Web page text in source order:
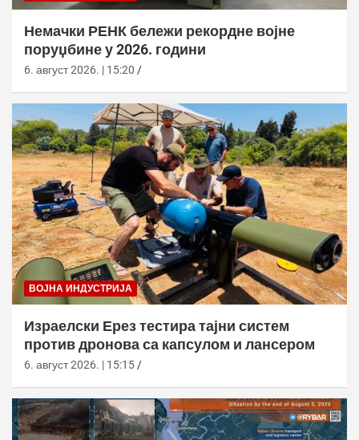
Немачки РЕНК бележи рекордне војне
поруџбине у 2026. години
6. август 2026. | 15:20
ВОЈНА ИНДУСТРИЈА
Израелски Ерез тестира тајни систем
против дронова са капсулом и лансером
6. август 2026. | 15:15